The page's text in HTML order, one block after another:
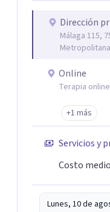
Dirección
Málaga 115,
Metropolitana
Online
Terapia online
+1 más
Servicios y
Costo
Lunes, 10 de